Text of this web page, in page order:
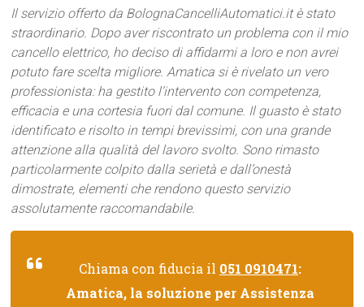
Il servizio offerto da BolognaCancelliAutomatici.it è stato
straordinario. Dopo aver riscontrato un problema con il mio
cancello elettrico, ho deciso di affidarmi a loro e non avrei
potuto fare scelta migliore. Amatica si è rivelato un vero
professionista: ha gestito l’intervento con competenza,
efficacia e una cortesia fuori dal comune. Il guasto è stato
identificato e risolto in tempi brevissimi, con una grande
attenzione alla qualità del lavoro svolto. Sono rimasto
particolarmente colpito dalla serietà e dall’onestà
dimostrate, elementi che rendono questo servizio
assolutamente raccomandabile.
Chiama con fiducia il 051 0910471:
Amatica, la soluzione per Assistenza